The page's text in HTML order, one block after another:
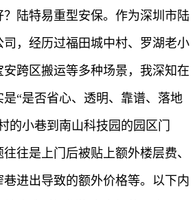
陆特易重型安保。作为深圳市陆
，经历过福田城中村、罗湖老小
安跨区搬运等多种场景，我深知在
“是否省心、透明、靠谱、落地
的小巷到南山科技园的园区门
往是上门后被贴上额外楼层费、
进出导致的额外价格等。以下内